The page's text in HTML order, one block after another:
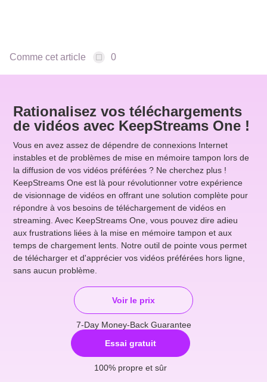
Comme cet article 0
Rationalisez vos téléchargements
de vidéos avec KeepStreams One !
Vous en avez assez de dépendre de connexions Internet
instables et de problèmes de mise en mémoire tampon lors de
la diffusion de vos vidéos préférées ? Ne cherchez plus !
KeepStreams One est là pour révolutionner votre expérience
de visionnage de vidéos en offrant une solution complète pour
répondre à vos besoins de téléchargement de vidéos en
streaming. Avec KeepStreams One, vous pouvez dire adieu
aux frustrations liées à la mise en mémoire tampon et aux
temps de chargement lents. Notre outil de pointe vous permet
de télécharger et d'apprécier vos vidéos préférées hors ligne,
sans aucun problème.
Essai gratuit
100% propre et sûr
Voir le prix
7-Day Money-Back Guarantee